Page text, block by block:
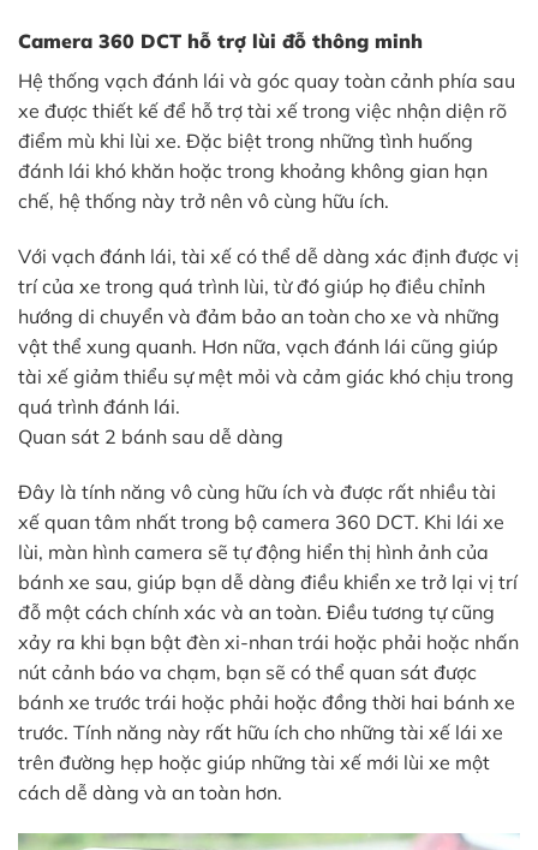
Camera 360 DCT hỗ trợ lùi đỗ thông minh
Hệ thống vạch đánh lái và góc quay toàn cảnh phía sau
xe được thiết kế để hỗ trợ tài xế trong việc nhận diện rõ
điểm mù khi lùi xe. Đặc biệt trong những tình huống
đánh lái khó khăn hoặc trong khoảng không gian hạn
chế, hệ thống này trở nên vô cùng hữu ích.
Với vạch đánh lái, tài xế có thể dễ dàng xác định được vị
trí của xe trong quá trình lùi, từ đó giúp họ điều chỉnh
hướng di chuyển và đảm bảo an toàn cho xe và những
vật thể xung quanh. Hơn nữa, vạch đánh lái cũng giúp
tài xế giảm thiểu sự mệt mỏi và cảm giác khó chịu trong
quá trình đánh lái.
Quan sát 2 bánh sau dễ dàng
Đây là tính năng vô cùng hữu ích và được rất nhiều tài
xế quan tâm nhất trong bộ camera 360 DCT. Khi lái xe
lùi, màn hình camera sẽ tự động hiển thị hình ảnh của
bánh xe sau, giúp bạn dễ dàng điều khiển xe trở lại vị trí
đỗ một cách chính xác và an toàn. Điều tương tự cũng
xảy ra khi bạn bật đèn xi-nhan trái hoặc phải hoặc nhấn
nút cảnh báo va chạm, bạn sẽ có thể quan sát được
bánh xe trước trái hoặc phải hoặc đồng thời hai bánh xe
trước. Tính năng này rất hữu ích cho những tài xế lái xe
trên đường hẹp hoặc giúp những tài xế mới lùi xe một
cách dễ dàng và an toàn hơn.